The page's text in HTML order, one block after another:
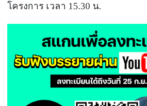
โครงการ เวลา 15.30 น.